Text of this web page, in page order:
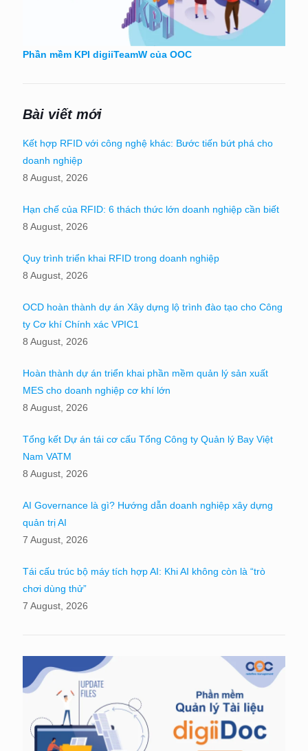
Phần mềm KPI digiiTeamW của OOC
Bài viết mới
Kết hợp RFID với công nghệ khác: Bước tiến bứt phá cho
doanh nghiệp
8 August, 2026
Hạn chế của RFID: 6 thách thức lớn doanh nghiệp cần biết
8 August, 2026
Quy trình triển khai RFID trong doanh nghiệp
8 August, 2026
OCD hoàn thành dự án Xây dựng lộ trình đào tạo cho Công
ty Cơ khí Chính xác VPIC1
8 August, 2026
Hoàn thành dự án triển khai phần mềm quản lý sản xuất
MES cho doanh nghiệp cơ khí lớn
8 August, 2026
Tổng kết Dự án tái cơ cấu Tổng Công ty Quản lý Bay Việt
Nam VATM
8 August, 2026
AI Governance là gì? Hướng dẫn doanh nghiệp xây dựng
quản trị AI
7 August, 2026
Tái cấu trúc bộ máy tích hợp AI: Khi AI không còn là “trò
chơi dùng thử”
7 August, 2026